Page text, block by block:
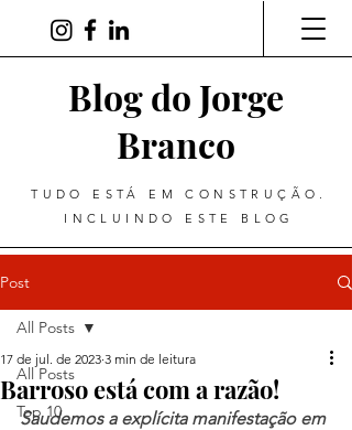
Blog do Jorge
Branco
TUDO ESTÁ EM CONSTRUÇÃO.
INCLUINDO ESTE BLOG
Post
All Posts
Top 10
All Posts
Barroso está com a razão!
17 de jul. de 2023 3 min de leitura
Saudemos a explícita manifestação em